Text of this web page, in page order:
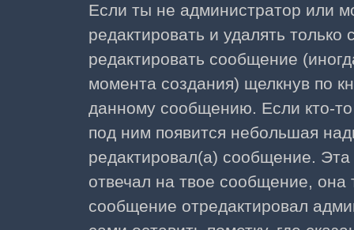
Если ты не администратор или
редактировать и удалять
редактировать сообщение
момента создания) щелкнув по
данному сообщению. Если кто-
под ним появится небольшая
редактировал(а) сообщение. Эта
отвечал на твое сообщение, она
сообщение отредактировал